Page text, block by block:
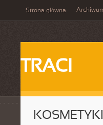
Strona główna
TRACI